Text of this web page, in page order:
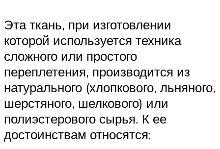
Эта ткань, при изготовлении
которой используется техника
сложного или простого
переплетения, производится из
натурального (хлопкового, льняного,
шерстяного, шелкового) или
полиэстерового сырья. К ее
достоинствам относятся: